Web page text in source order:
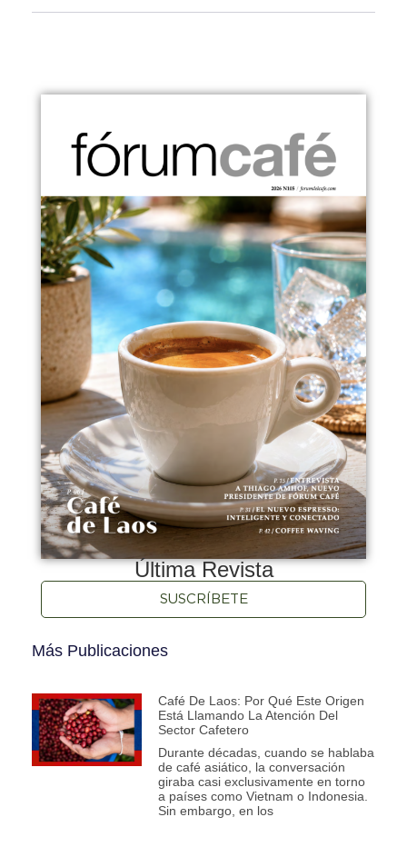
Última Revista
SUSCRÍBETE
Más Publicaciones
Café De Laos: Por Qué Este Origen
Está Llamando La Atención Del
Sector Cafetero
Durante décadas, cuando se hablaba
de café asiático, la conversación
giraba casi exclusivamente en torno
a países como Vietnam o Indonesia.
Sin embargo, en los